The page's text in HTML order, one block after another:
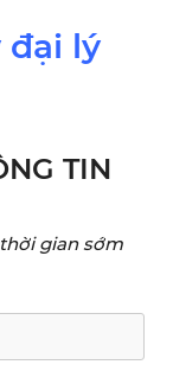
TIN
gian sớm